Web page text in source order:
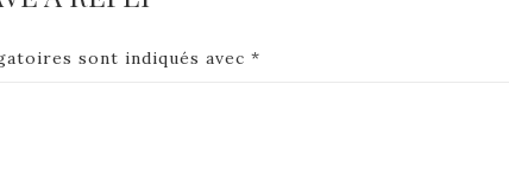
sont indiqués avec *